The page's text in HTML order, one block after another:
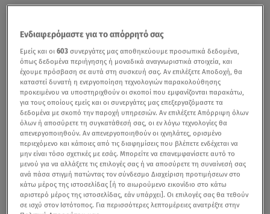
Ενδιαφερόμαστε για το απόρρητό σας
Εμείς και οι603 συνεργάτες μας αποθηκεύουμε προσωπικά δεδομένα,
όπως δεδομένα περιήγησης ή μοναδικά αναγνωριστικά στοιχεία, και
έχουμε πρόσβαση σε αυτά στη συσκευή σας. Αν επιλέξετε Αποδοχή, θα
καταστεί δυνατή η ενεργοποίηση τεχνολογιών παρακολούθησης
προκειμένου να υποστηριχθούν οι σκοποί που εμφανίζονται παρακάτω,
για τους οποίους εμείς και οι συνεργάτες μας επεξεργαζόμαστε τα
δεδομένα με σκοπό την παροχή υπηρεσιών. Αν επιλέξετε Απόρριψη όλων
όλων ή αποσύρετε τη συγκατάθεσή σας, οι εν λόγω τεχνολογίες θα
απενεργοποιηθούν. Αν απενεργοποιηθούν οι ιχνηλάτες, ορισμένο
περιεχόμενο και κάποιες από τις διαφημίσεις που βλέπετε ενδέχεται να
μην είναι τόσο σχετικές με εσάς. Μπορείτε να επανεμφανίσετε αυτό το
μενού για να αλλάξετε τις επιλογές σας ή να αποσύρετε τη συναίνεσή σας
ανά πάσα στιγμή πατώντας τον σύνδεσμο Διαχείριση προτιμήσεων στο
κάτω μέρος της ιστοσελίδας [ή το αιωρούμενο εικονίδιο στο κάτω
αριστερό μέρος της ιστοσελίδας, εάν υπάρχει]. Οι επιλογές σας θα τεθούν
σε ισχύ στον Ιστότοπος. Για περισσότερες λεπτομέρειες ανατρέξτε στην